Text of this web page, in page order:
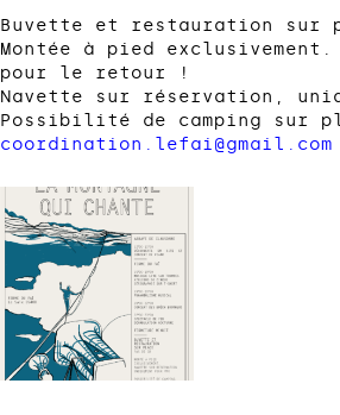
Buvette et restauration sur
Montée à pied
pour le retour !
Navette sur réservation,
Possibilité de camping sur
coordination.lefai@gmail.com